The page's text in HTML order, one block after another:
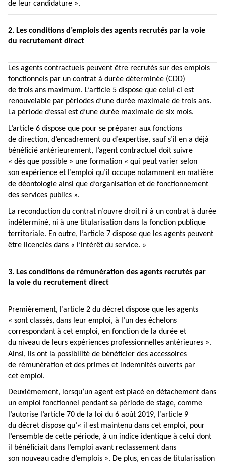
de leur candidature ».
2. Les conditions d’emplois des agents recrutés par la voie
du recrutement direct
Les agents contractuels peuvent être recrutés sur des emplois
fonctionnels par un contrat à durée déterminée (CDD)
de trois ans maximum. L’article 5 dispose que celui-ci est
renouvelable par périodes d’une durée maximale de trois ans.
La période d’essai est d’une durée maximale de six mois.
L’article 6 dispose que pour se préparer aux fonctions
de direction, d’encadrement ou d’expertise, sauf s’il en a déjà
bénéficié antérieurement, l’agent contractuel doit suivre
« dès que possible » une formation « qui peut varier selon
son expérience et l’emploi qu’il occupe notamment en matière
de déontologie ainsi que d’organisation et de fonctionnement
des services publics ».
La reconduction du contrat n’ouvre droit ni à un contrat à durée
indéterminé, ni à une titularisation dans la fonction publique
territoriale. En outre,
l’article 7 dispose que les agents peuvent
être licenciés dans « l’intérêt du service. »
3. Les conditions de rémunération des agents recrutés par
la voie du recrutement direct
Premièrement, l’article 2 du décret dispose que les agents
« sont classés, dans leur emploi, à l’un des échelons
correspondant à cet emploi, en fonction de la durée et
du niveau de leurs expériences professionnelles antérieures ».
Ainsi, ils ont la possibilité de bénéficier des accessoires
de rémunération et des primes et indemnités ouverts par
cet emploi.
Deuxièmement, lorsqu’un agent est placé en détachement dans
un emploi fonctionnel pendant sa période de stage, comme
l’autorise l’article 70 de la loi du 6 août 2019, l’article 9
du décret dispose qu’« il est maintenu dans cet emploi, pour
l’ensemble de cette période, à un indice identique à celui dont
il bénéficiait dans l’emploi avant reclassement dans
son nouveau cadre d’emplois ». De plus, en cas de titularisation